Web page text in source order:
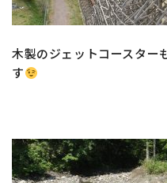
木製のジェットコースター
す